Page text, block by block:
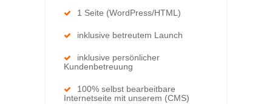
1 Seite (WordPress/HTML)
inklusive betreutem Launch
inklusive persönlicher
Kundenbetreuung
100% selbst bearbeitbare
Internetseite mit unserem (CMS)